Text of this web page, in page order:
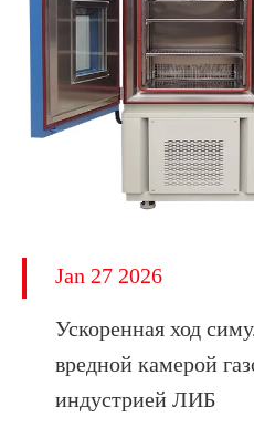
Jan 27 2026
Ускоренная ход
вредной камерой
индустрией ЛИБ